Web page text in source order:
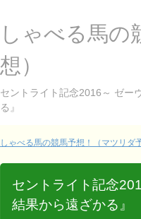
しゃべる馬の
想）
セントライト記念2016～ ゼー
る』
しゃべる馬の競馬予想！（マツリダ
セントライト記念
結果から遠ざかる』